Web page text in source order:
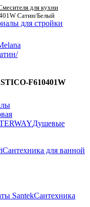
для стройки
Душевые
Сантехника для ванной
Сантехника
для кухни
Сатин/Белый
F610401W